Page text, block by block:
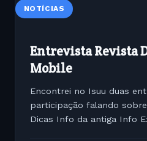
NOTÍCIAS
Entrevista Revista
Mobile
Encontrei no Isuu duas
participação falando
Dicas Info da antiga Info Exame. A